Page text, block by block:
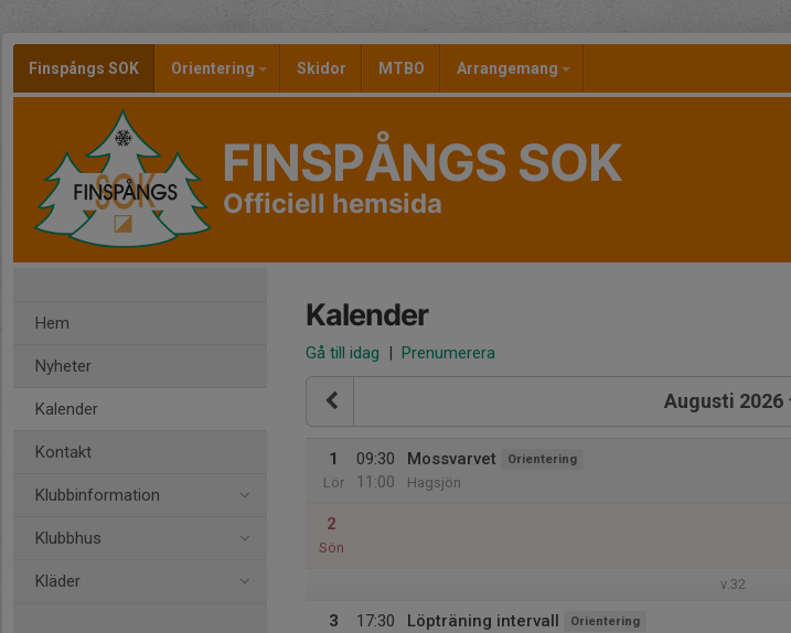
Finspångs SOK Orientering Skidor MTBO Arrangemang
FINSPÅNGS SOK
Officiell hemsida
Hem
Nyheter
Kalender
Kontakt
Klubbinformation
Klubbhus
Kläder
Kalender
Gå till idag | Prenumerera
Augusti 2026
1
Lör
09:30
11:00
Mossvarvet Orientering
Hagsjön
2
Sön
v.32
3
17:30
Löpträning intervall Orientering